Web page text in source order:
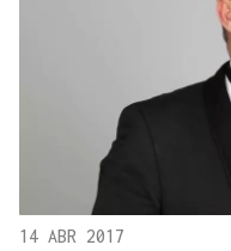
14 ABR 2017